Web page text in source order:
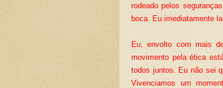
rodeado pelos
boca. Eu imediatamente
Eu, envolto com mais
movimento pela ética
todos juntos. Eu não sei
Vivenciamos um